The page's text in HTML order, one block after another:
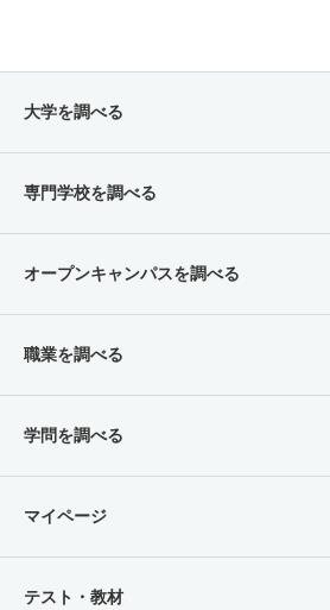
大学を調べる
専門学校を調べる
オープンキャンパスを調べる
職業を調べる
学問を調べる
マイページ
テスト・教材